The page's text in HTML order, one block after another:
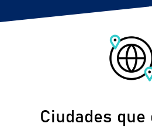
Ciudades